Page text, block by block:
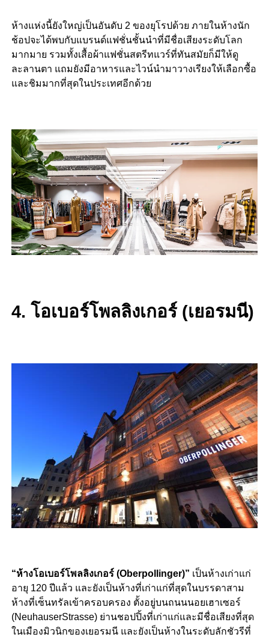
ห้างแห่งนี้ยังใหญ่เป็นอันดับ 2 ของยุโรปด้วย ภายในห้างนัก
ช้อปจะได้พบกับแบรนด์แฟชั่นชั้นนำที่มีชื่อเสียงระดับโลก
มากมาย รวมทั้งเสื้อผ้าแฟชั่นสตรีทแวร์ที่ทันสมัยก็มีให้ดู
ละลานตา แถมยังมีอาหารและไวน์นำมาวางเรียงให้เลือกซื้อ
และชิมมากที่สุดในประเทศอีกด้วย
4. โอเบอร์โพลลิงเกอร์ (เยอรมนี)
“ห้างโอเบอร์โพลลิงเกอร์ (Oberpollinger)” เป็นห้างเก่าแก่
อายุ 120 ปีแล้ว และยังเป็นห้างที่เก่าแก่ที่สุดในบรรดาสาม
ห้างที่เซ็นทรัลเข้าครอบครอง ตั้งอยู่บนถนนนอยเฮาเซอร์
(NeuhauserStrasse) ย่านชอปปิ้งที่เก่าแก่และมีชื่อเสียงที่สุด
ในเมืองมิวนิกของเยอรมนี และยังเป็นห้างในระดับลักชัวรีที่